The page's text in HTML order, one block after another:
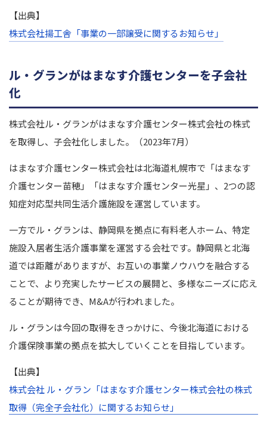
【出典】
株式会社揚工舎「事業の一部譲受に関するお知らせ」
ル・グランがはまなす介護センターを子会社
化
株式会社ル・グランがはまなす介護センター株式会社の株式
を取得し、子会社化しました。（2023年7月）
はまなす介護センター株式会社は北海道札幌市で「はまなす
介護センター苗穂」「はまなす介護センター光星」、2つの認
知症対応型共同生活介護施設を運営しています。
一方でル・グランは、静岡県を拠点に有料老人ホーム、特定
施設入居者生活介護事業を運営する会社です。静岡県と北海
道では距離がありますが、お互いの事業ノウハウを融合する
ことで、より充実したサービスの展開と、多様なニーズに応え
ることが期待でき、M&Aが行われました。
ル・グランは今回の取得をきっかけに、今後北海道における
介護保険事業の拠点を拡大していくことを目指しています。
【出典】
株式会社 ル・グラン「はまなす介護センター株式会社の株式
取得（完全子会社化）に関するお知らせ」